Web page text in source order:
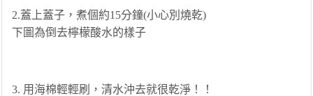
2.蓋上蓋子，煮個約15分鐘(小心別燒乾)
下圖為倒去檸檬酸水的樣子
3. 用海棉輕輕刷，清水沖去就很乾淨！！